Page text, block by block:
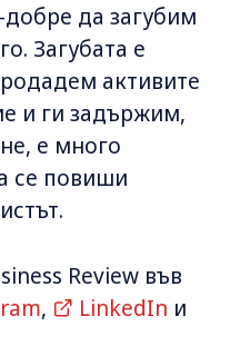
да загубим
Загубата е
активите
и ги задържим,
е много
се повиши
Review във
, LinkedIn и